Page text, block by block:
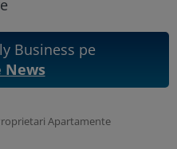
Business pe
News
Apartamente